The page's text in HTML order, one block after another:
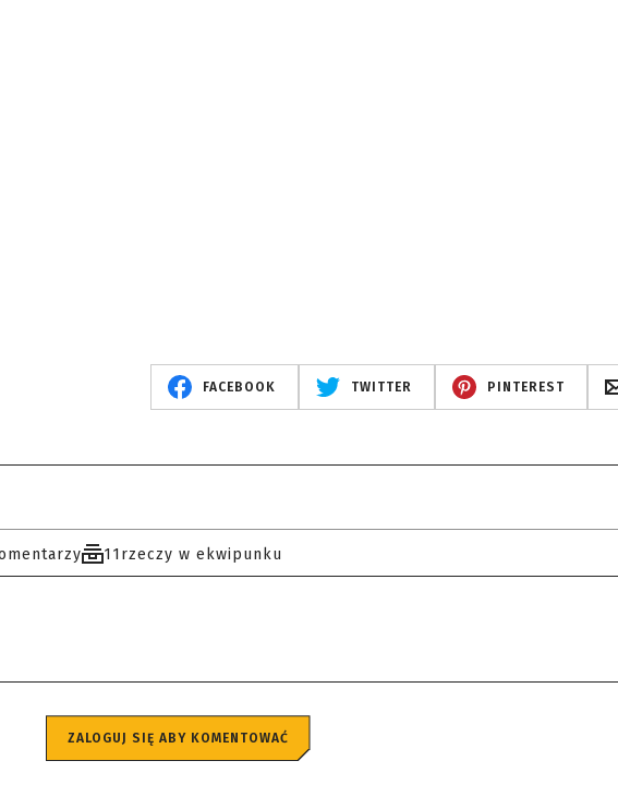
FACEBOOK TWITTER PINTEREST
11rzeczy w ekwipunku
ZALOGUJ SIĘ ABY KOMENTOWAĆ